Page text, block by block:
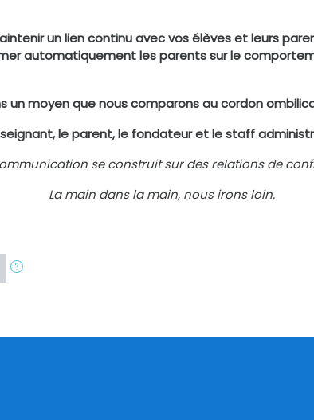
un lien continu avec vos élèves et leurs
automatiquement les parents sur le
moyen que nous comparons au cordon
le parent, le fondateur et le staff
se construit sur des relations de
La main dans la main, nous irons loin.